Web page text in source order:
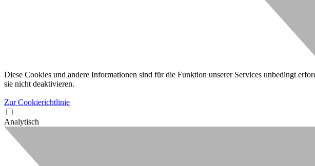
Diese Cookies und andere Informationen sind für die Funktion unserer Services unbedingt
sie nicht deaktivieren.
Zur Cookierichtlinie
Analytisch